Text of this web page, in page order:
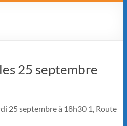
25 septembre
25 septembre à 18h30 1, Route